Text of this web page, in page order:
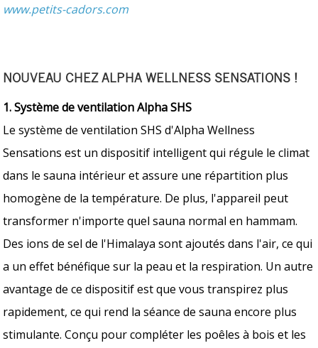
www.petits-cadors.com
NOUVEAU CHEZ ALPHA WELLNESS SENSATIONS !
1. Système de ventilation Alpha SHS
Le système de ventilation SHS d'Alpha Wellness
Sensations est un dispositif intelligent qui régule le climat
dans le sauna intérieur et assure une répartition plus
homogène de la température. De plus, l'appareil peut
transformer n'importe quel sauna normal en hammam.
Des ions de sel de l'Himalaya sont ajoutés dans l'air, ce qui
a un effet bénéfique sur la peau et la respiration. Un autre
avantage de ce dispositif est que vous transpirez plus
rapidement, ce qui rend la séance de sauna encore plus
stimulante. Conçu pour compléter les poêles à bois et les